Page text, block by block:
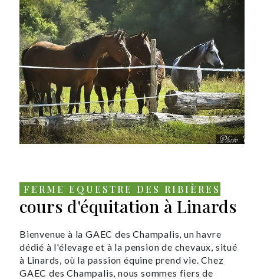
FERME EQUESTRE DES RIBIÈRES
cours d'équitation à Linards
Bienvenue à la GAEC des Champalis, un havre
dédié à l'élevage et à la pension de chevaux, situé
à Linards, où la passion équine prend vie. Chez
GAEC des Champalis, nous sommes fiers de